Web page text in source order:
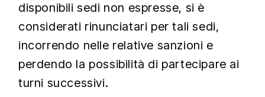
disponibili sedi non espresse, si è
considerati rinunciatari per tali sedi,
incorrendo nelle relative sanzioni e
perdendo la possibilità di partecipare ai
turni successivi.